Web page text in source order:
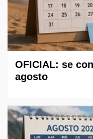
OFICIAL: se
agosto